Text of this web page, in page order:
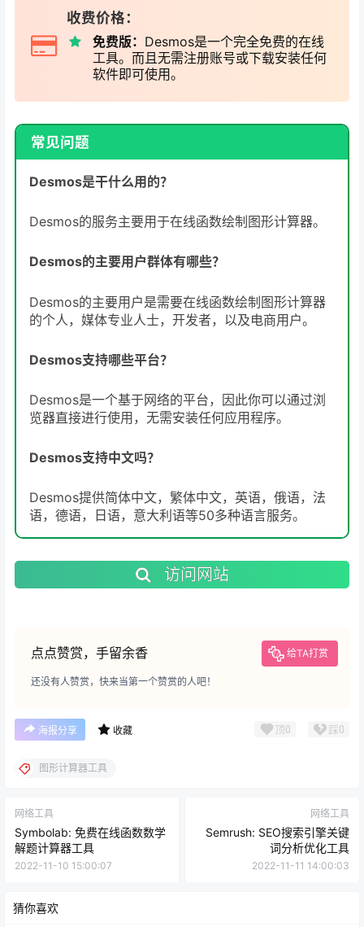
收费价格：
免费版： Desmos是一个完全免费的在线
工具。而且无需注册账号或下载安装任何
软件即可使用。
常见问题
Desmos是干什么用的？
Desmos的服务主要用于在线函数绘制图形计算器。
Desmos的主要用户群体有哪些？
Desmos的主要用户是需要在线函数绘制图形计算器
的个人，媒体专业人士，开发者，以及电商用户。
Desmos支持哪些平台？
Desmos是一个基于网络的平台，因此你可以通过浏
览器直接进行使用，无需安装任何应用程序。
Desmos支持中文吗？
Desmos提供简体中文，繁体中文，英语，俄语，法
语，德语，日语，意大利语等50多种语言服务。
访问网站
点点赞赏，手留余香 给TA打赏
还没有人赞赏，快来当第一个赞赏的人吧！
海报分享 收藏 顶0 踩0
图形计算器工具
网络工具
Symbolab: 免费在线函数数学
解题计算器工具
2022-11-10 15:00:07
网络工具
Semrush: SEO搜索引擎关键
词分析优化工具
2022-11-11 14:00:03
猜你喜欢